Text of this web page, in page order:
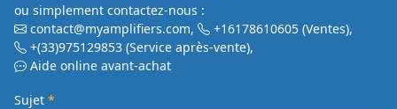
ou simplement contactez-nous :
contact@myamplifiers.com, +16178610605 (Ventes),
+(33)975129853 (Service après-vente),
Aide online avant-achat
Sujet *